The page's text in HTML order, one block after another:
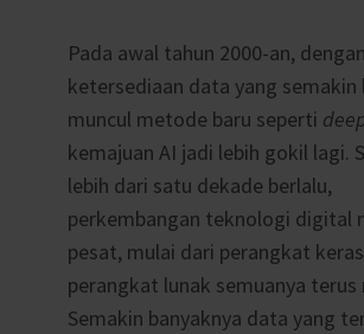
Pada awal tahun 2000-an, dengan
ketersediaan data yang semakin
muncul metode baru seperti
kemajuan AI jadi lebih gokil lagi.
lebih dari satu dekade berlalu,
perkembangan teknologi digital
pesat, mulai dari perangkat
perangkat lunak semuanya terus
Semakin banyaknya data yang